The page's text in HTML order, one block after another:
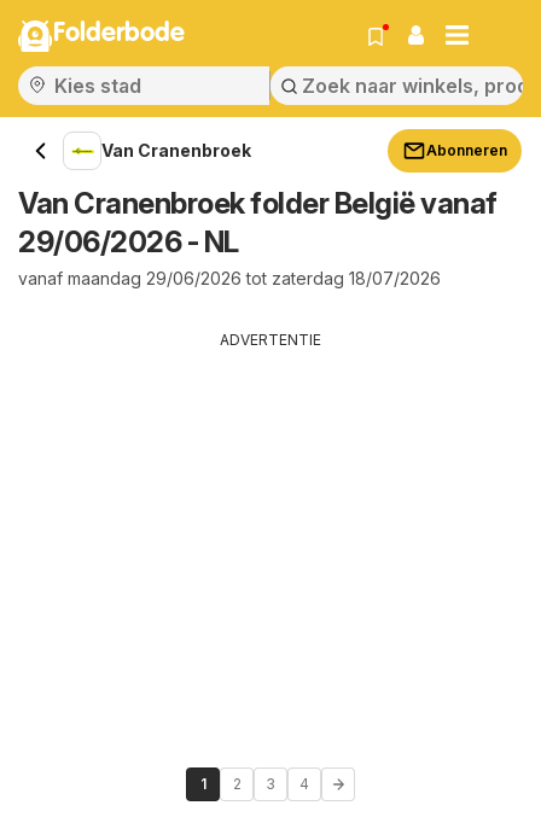
Folderbode
Van Cranenbroek Abonneren
Van Cranenbroek folder België vanaf
29/06/2026 - NL
vanaf maandag 29/06/2026 tot zaterdag 18/07/2026
ADVERTENTIE
1 2 3 4